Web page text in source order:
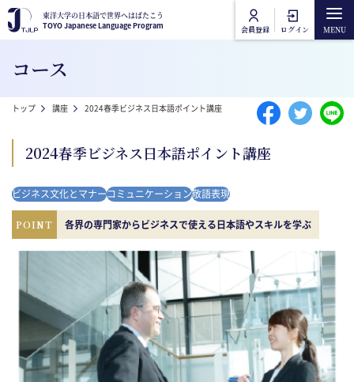
メインコンテンツに移動
東洋大学の日本語で世界へはばたこう
TOYO Japanese Language Program
会員登録 ログイン
東洋大学の日本語で世界へはばたこう
TOYO Japanese Language Program
Main navigation
東洋大学一般教養講座
オンライン受講方法
よくあるご質問
お問合せ
コース
パンくず
トップ 講座 2024春季ビジネス日本語ポイント講座
2024春季ビジネス日本語ポイント講座
ビジネス文化とマナーコミュニケーション敬語表現
POINT 各界の専門家からビジネスで使える日本語やスキルを学ぶ